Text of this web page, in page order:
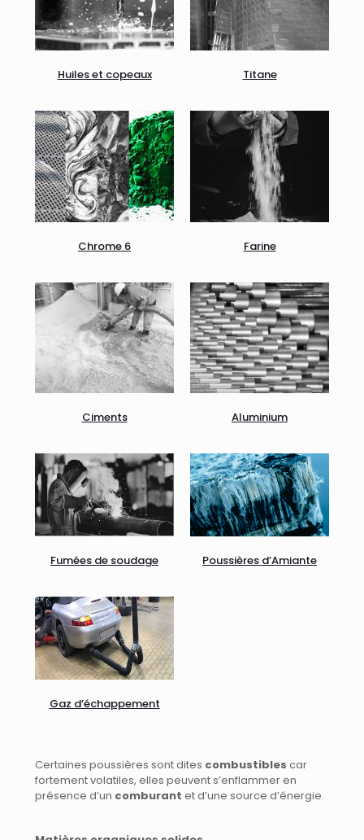
Huiles et copeaux Titane
Chrome 6 Farine
Ciments Aluminium
Fumées de soudage Poussières d’Amiante
Gaz d’échappement
Certaines poussières sont dites combustibles car
fortement volatiles, elles peuvent s’enflammer en
présence d’un comburant et d’une source d’énergie.